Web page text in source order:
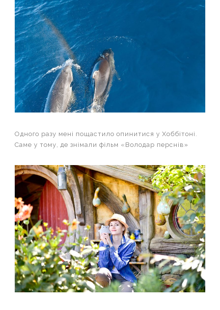
Одного разу мені пощастило опинитися у Хоббітоні.
Саме у тому, де знімали фільм «Володар перснів»